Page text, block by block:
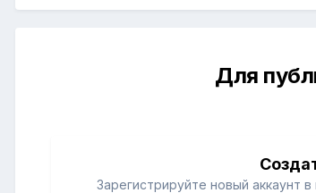
Для
Зарегистрируйте новый аккаунт